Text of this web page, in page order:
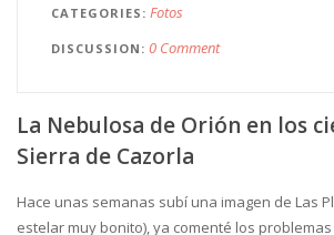
CATEGORIES Fotos
DISCUSSION 0 Comment
La Nebulosa de Orión en los
Sierra de Cazorla
Hace unas semanas subí una imagen de Las
estelar muy bonito), ya comenté los